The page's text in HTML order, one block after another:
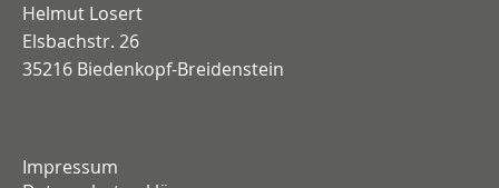
Helmut Losert
Elsbachstr. 26
35216 Biedenkopf-Breidenstein
Impressum